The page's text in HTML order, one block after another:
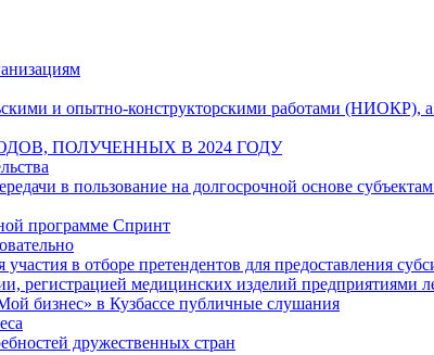
и опытно-конструкторскими работами (НИОКР),
ПОЛУЧЕННЫХ В 2024 ГОДУ
в пользование на долгосрочной основе
программе Спринт
в отборе претендентов для предоставления
регистрацией медицинских изделий предприятиями
бизнес» в Кузбассе публичные слушания
дружественных стран